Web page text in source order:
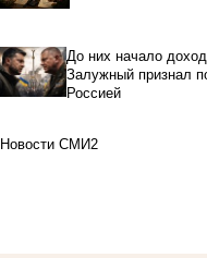
До них начало
Залужный признал
Россией
Новости СМИ2